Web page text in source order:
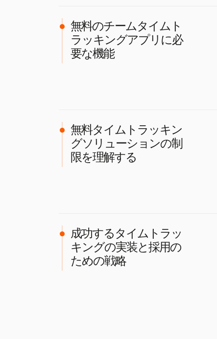
無料のチームタイムト
ラッキングアプリに必
要な機能
無料タイムトラッキン
グソリューションの制
限を理解する
成功するタイムトラッ
キングの実装と採用の
ための戦略